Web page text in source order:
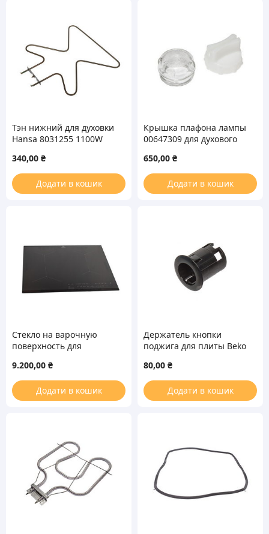
Тэн нижний для духовки
Hansa 8031255 1100W
340,00 ₴
Додати в кошик
Крышка плафона лампы
00647309 для духового
650,00 ₴
Додати в кошик
Стекло на варочную
поверхность для
Electrolux 5551126799
9.200,00 ₴
Додати в кошик
Держатель кнопки
поджига для плиты Beko
80,00 ₴
Додати в кошик